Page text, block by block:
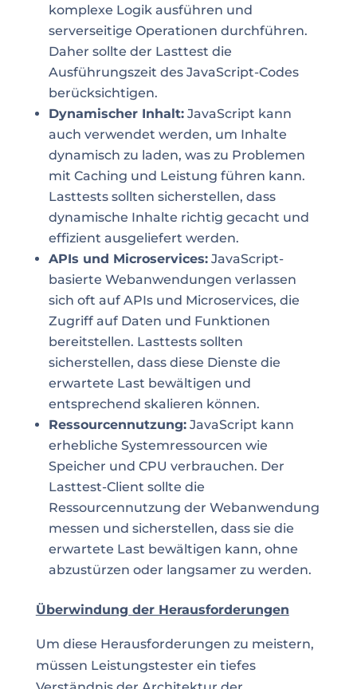
komplexe Logik ausführen und
serverseitige Operationen durchführen.
Daher sollte der Lasttest die
Ausführungszeit des JavaScript-Codes
berücksichtigen.
Dynamischer Inhalt:JavaScript kann
auch verwendet werden, um Inhalte
dynamisch zu laden, was zu Problemen
mit Caching und Leistung führen kann.
Lasttests sollten sicherstellen, dass
dynamische Inhalte richtig gecacht und
effizient ausgeliefert werden.
APIs und Microservices:JavaScript-
basierte Webanwendungen verlassen
sich oft auf APIs und Microservices, die
Zugriff auf Daten und Funktionen
bereitstellen. Lasttests sollten
sicherstellen, dass diese Dienste die
erwartete Last bewältigen und
entsprechend skalieren können.
Ressourcennutzung:JavaScript kann
erhebliche Systemressourcen wie
Speicher und CPU verbrauchen. Der
Lasttest-Client sollte die
Ressourcennutzung der Webanwendung
messen und sicherstellen, dass sie die
erwartete Last bewältigen kann, ohne
abzustürzen oder langsamer zu werden.
Überwindung der Herausforderungen
Um diese Herausforderungen zu meistern,
müssen Leistungstester ein tiefes